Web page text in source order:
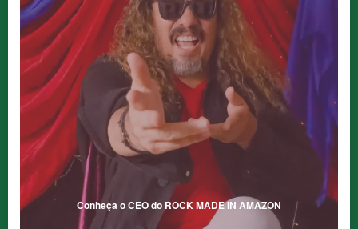
Conheça o CEO do ROCK MADE IN AMAZON